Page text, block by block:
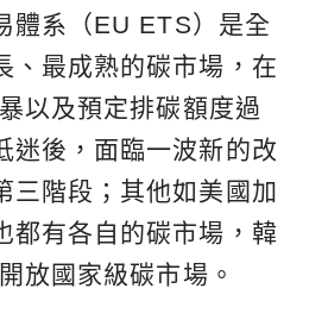
體系（EU ETS）是全
、最成熟的碳市場，在
以及預定排碳額度過
迷後，面臨一波新的改
三階段；其他如美國加
都有各自的碳市場，韓
放國家級碳市場。